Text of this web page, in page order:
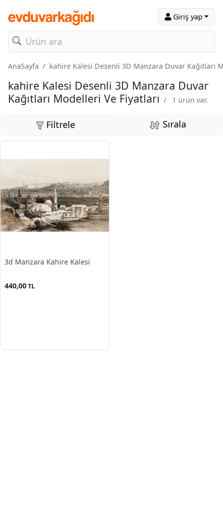
Giriş yap
AnaSayfa kahire Kalesi Desenli 3D Manzara Duvar Kağıtları
kahire Kalesi Desenli 3D Manzara Duvar
Kağıtları Modelleri Ve Fiyatları / 1 ürün var.
Filtrele Sırala
3d Manzara Kahire Kalesi
440,00TL